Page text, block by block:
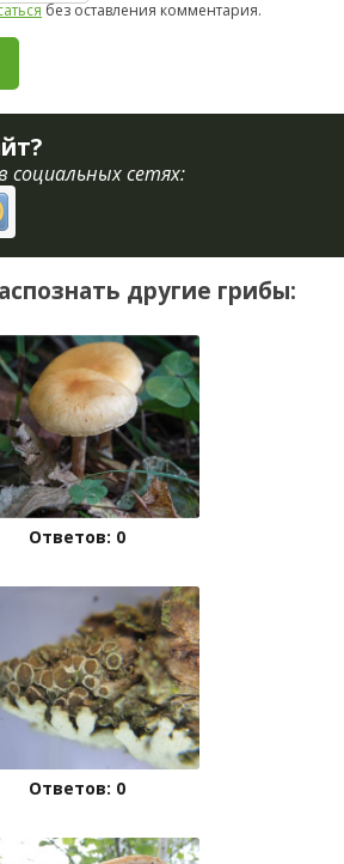
без оставления комментария.
социальных сетях:
другие грибы:
Ответов: 0
Ответов: 0